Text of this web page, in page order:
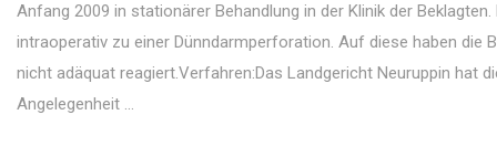
Anfang 2009 in stationärer Behandlung in der Klinik der
intraoperativ zu einer Dünndarmperforation. Auf diese haben die
nicht adäquat reagiert.Verfahren:Das Landgericht Neuruppin hat
Angelegenheit ...